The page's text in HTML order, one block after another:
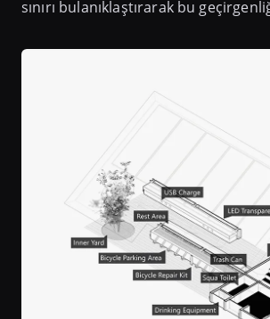
sınırı bulanıklaştırarak bu